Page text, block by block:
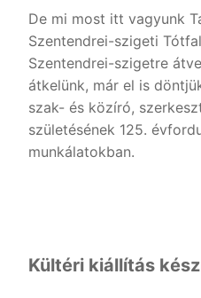
De mi most itt vagyunk
Szentendrei-szigeti
Szentendrei-szigetre
átkelünk, már el is
szak- és közíró,
születésének 125.
munkálatokban.
Kültéri kiállítás